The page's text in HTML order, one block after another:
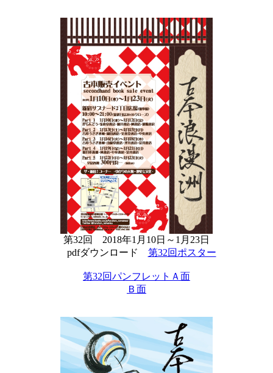
第32回 2018年1月10日～1月23日
pdfダウンロード 第32回ポスター
第32回パンフレットＡ面
Ｂ面